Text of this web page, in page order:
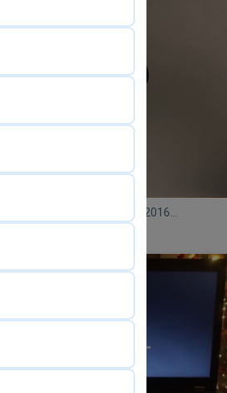
MacBook Pro 13 ιντσών 2016
μεταχειρισμένο με 2 θύρες Thunderbolt 3